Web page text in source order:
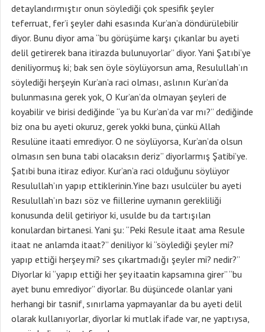
detaylandırmıştır onun söylediği çok spesifik şeyler
teferruat, fer’i şeyler dahi esasında Kur’an’a döndürülebilir
diyor. Bunu diyor ama “bu görüşüme karşı çıkanlar bu ayeti
delil getirerek bana itirazda bulunuyorlar” diyor. Yani Şatıbi’ye
deniliyormuş ki; bak sen öyle söylüyorsun ama, Resulullah’ın
söylediği herşeyin Kur’an’a raci olması, aslının Kur’an’da
bulunmasına gerek yok, O Kur’an’da olmayan şeyleri de
koyabilir ve birisi dediğinde “ya bu Kur’an’da var mı?” dediğinde
biz ona bu ayeti okuruz, gerek yokki buna, çünkü Allah
Resulüne itaati emrediyor. O ne söylüyorsa, Kur’an’da olsun
olmasın sen buna tabi olacaksın deriz” diyorlarmış Şatibi’ye.
Şatıbi buna itiraz ediyor. Kur’an’a raci olduğunu söylüyor
Resulullah’ın yapıp ettiklerinin.Yine bazı usulcüler bu ayeti
Resulullah’ın bazı söz ve fiillerine uymanın gerekliliği
konusunda delil getiriyor ki, usulde bu da tartışılan
konulardan birtanesi. Yani şu: “Peki Resule itaat ama Resule
itaat ne anlamda itaat?” deniliyor ki “söylediği şeyler mi?
yapıp ettiği herşey mi? ses çıkartmadığı şeyler mi? nedir?”
Diyorlar ki “yapıp ettiği her şey itaatin kapsamına girer” “bu
ayet bunu emrediyor” diyorlar. Bu düşüncede olanlar yani
herhangi bir tasnif, sınırlama yapmayanlar da bu ayeti delil
olarak kullanıyorlar, diyorlar ki mutlak ifade var, ne yaptıysa,